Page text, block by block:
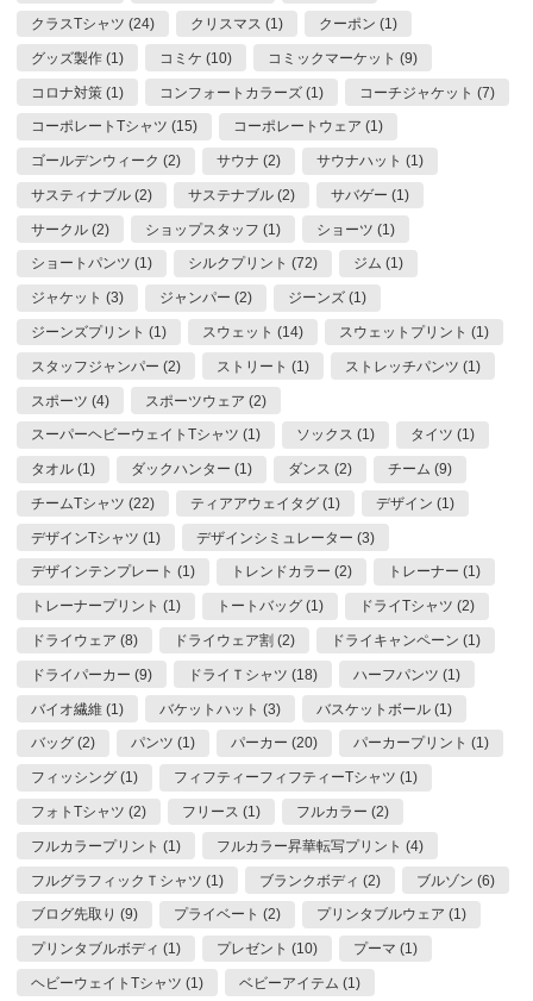
クラスTシャツ (24) クリスマス (1) クーポン (1)
グッズ製作 (1) コミケ (10) コミックマーケット (9)
コロナ対策 (1) コンフォートカラーズ (1) コーチジャケット (7)
コーポレートTシャツ (15) コーポレートウェア (1)
ゴールデンウィーク (2) サウナ (2) サウナハット (1)
サスティナブル (2) サステナブル (2) サバゲー (1)
サークル (2) ショップスタッフ (1) ショーツ (1)
ショートパンツ (1) シルクプリント (72) ジム (1)
ジャケット (3) ジャンパー (2) ジーンズ (1)
ジーンズプリント (1) スウェット (14) スウェットプリント (1)
スタッフジャンパー (2) ストリート (1) ストレッチパンツ (1)
スポーツ (4) スポーツウェア (2)
スーパーヘビーウェイトTシャツ (1) ソックス (1) タイツ (1)
タオル (1) ダックハンター (1) ダンス (2) チーム (9)
チームTシャツ (22) ティアアウェイタグ (1) デザイン (1)
デザインTシャツ (1) デザインシミュレーター (3)
デザインテンプレート (1) トレンドカラー (2) トレーナー (1)
トレーナープリント (1) トートバッグ (1) ドライTシャツ (2)
ドライウェア (8) ドライウェア割 (2) ドライキャンペーン (1)
ドライパーカー (9) ドライＴシャツ (18) ハーフパンツ (1)
バイオ繊維 (1) バケットハット (3) バスケットボール (1)
バッグ (2) パンツ (1) パーカー (20) パーカープリント (1)
フィッシング (1) フィフティーフィフティーTシャツ (1)
フォトTシャツ (2) フリース (1) フルカラー (2)
フルカラープリント (1) フルカラー昇華転写プリント (4)
フルグラフィックＴシャツ (1) ブランクボディ (2) ブルゾン (6)
ブログ先取り (9) プライベート (2) プリンタブルウェア (1)
プリンタブルボディ (1) プレゼント (10) プーマ (1)
ヘビーウェイトTシャツ (1) ベビーアイテム (1)